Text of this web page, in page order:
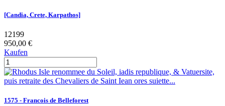
[Candia, Crete, Karpathos]
12199
950,00 €
Kaufen
1575 - Francois de Belleforest